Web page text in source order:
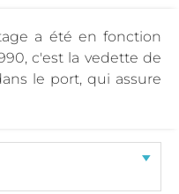
a été en fonction
c'est la vedette de
le port, qui assure